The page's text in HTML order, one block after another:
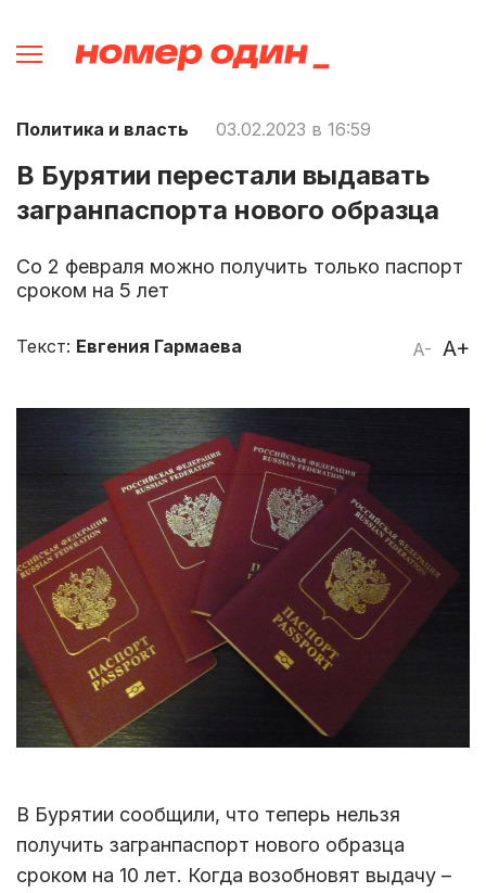
Политика и власть 03.02.2023 в 16:59
В Бурятии перестали выдавать
загранпаспорта нового образца
Со 2 февраля можно получить только паспорт
сроком на 5 лет
A- A+
Текст: Евгения Гармаева
В Бурятии сообщили, что теперь нельзя
получить загранпаспорт нового образца
сроком на 10 лет. Когда возобновят выдачу –